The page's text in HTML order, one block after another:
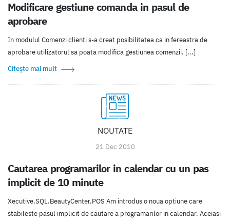
Modificare gestiune comanda in pasul de
aprobare
In modulul Comenzi clienti s-a creat posibilitatea ca in fereastra de
aprobare utilizatorul sa poata modifica gestiunea comenzii. [...]
Citește mai mult
NOUTATE
21 Dec 2010
Cautarea programarilor in calendar cu un pas
implicit de 10 minute
Xecutive.SQL.BeautyCenter.POS Am introdus o noua optiune care
stabileste pasul implicit de cautare a programarilor in calendar. Aceiasi